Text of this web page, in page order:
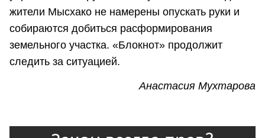
жители Мысхако не намерены опускать руки и
собираются добиться расформирования
земельного участка. «Блокнот» продолжит
следить за ситуацией.
Анастасия Мухтарова